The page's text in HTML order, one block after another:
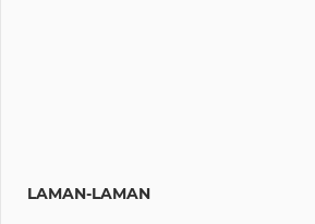
LAMAN-LAMAN